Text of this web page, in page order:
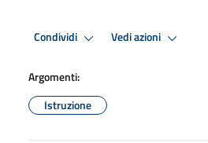
Condividi Vedi azioni
Argomenti:
Istruzione